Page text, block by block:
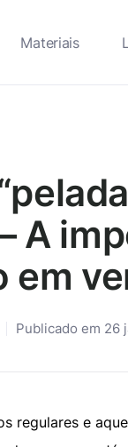
Materiais
A
em
Publicado em 26
regulares e